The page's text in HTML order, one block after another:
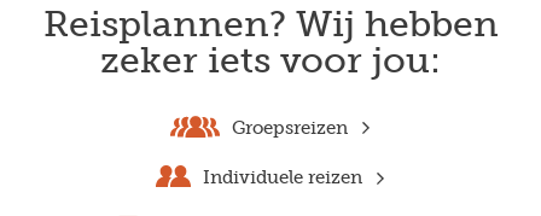
Reisplannen? Wij hebben
zeker iets voor jou:
Groepsreizen
Individuele reizen